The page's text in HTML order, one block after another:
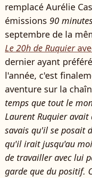
remplacé Aurélie
émissions 90
septembre de la
Le 20h de Ruquier
dernier ayant
l'année, c'est
aventure sur la
temps que tout le
Laurent Ruquier avait
savais qu'il se posait
qu'il irait jusqu'au
de travailler avec lui
garde que du positif.